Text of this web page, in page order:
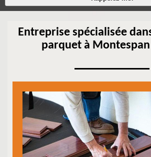
Entreprise spécialisée
parquet à Montespan